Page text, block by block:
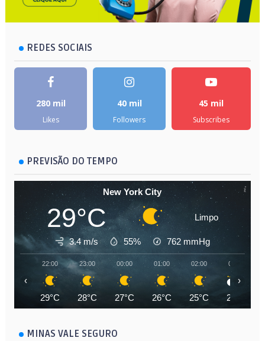
REDES SOCIAIS
280 mil
Likes
40 mil
Followers
45 mil
Subscribes
PREVISÃO DO TEMPO
New York City
29°C Limpo
3.4 m/s 55% 762 mmHg
22:00
29°C
23:00
28°C
00:00
27°C
01:00
26°C
02:00
25°C
03:00
25°C
‹ ›
MINAS VALE SEGURO